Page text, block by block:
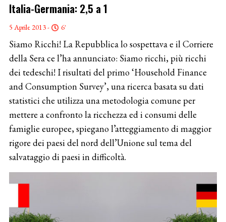
Italia-Germania: 2,5 a 1
5 Aprile 2013 - 6'
Siamo Ricchi! La Repubblica lo sospettava e il Corriere
della Sera ce l’ha annunciato: Siamo ricchi, più ricchi
dei tedeschi! I risultati del primo ‘Household Finance
and Consumption Survey’, una ricerca basata su dati
statistici che utilizza una metodologia comune per
mettere a confronto la ricchezza ed i consumi delle
famiglie europee, spiegano l’atteggiamento di maggior
rigore dei paesi del nord dell’Unione sul tema del
salvataggio di paesi in difficoltà.